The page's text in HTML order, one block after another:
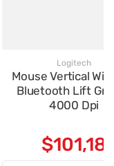
Logitech
Mouse Vertical
Bluetooth Lift
4000 Dpi
$101,18